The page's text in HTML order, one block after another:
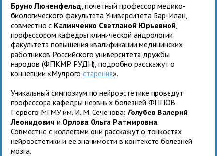
Бруно Люненфельд , почетный профессор медико-
биологического факультета Университета Бар-Илан,
совместно с Калинченко Светланой Юрьевной
профессором кафедры клинической андрологии
факультета повышения квалификации медицинских
работников Российского университета дружбы
народов (ФПКМР РУДН), подробно расскажут о
концепции «Мудрогостарения».
Уникальный симпозиум по нейроэстетике проведут
профессора кафедры нервных болезней ФППОВ
Первого МГМУ им. И. М. Сеченова: Голубев Валерий
Леонидович и Орлова Ольга Ратмировна.
Совместно с коллегами они расскажут о тонкостях
нейроэстетики и ее значимости в контексте болезней
мозга.